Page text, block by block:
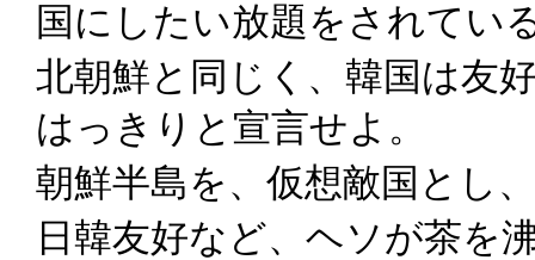
国にしたい放題をされてい
北朝鮮と同じく、韓国は友
はっきりと宣言せよ。
朝鮮半島を、仮想敵国とし
日韓友好など、ヘソが茶を